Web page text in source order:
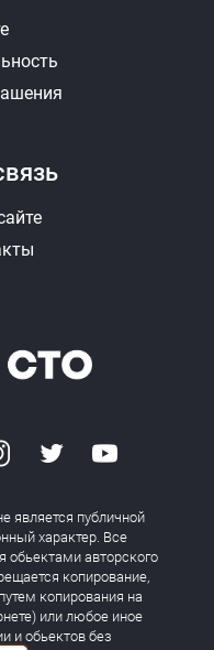
является публичной
характер. Все
обьектами авторского
копирование,
копирования на
или любое иное
и обьектов без